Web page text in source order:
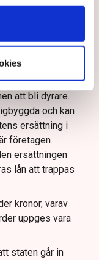
bara gäller
är
att bli dyrare.
och kan
ersättning i
företagen
ersättningen
lån att trappas
kronor, varav
uppges vara
staten går in